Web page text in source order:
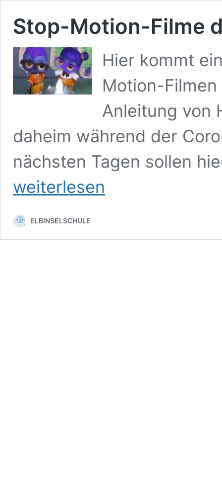
Stop-Motion-Filme
Hier kommt
Motion-
Anleitung von
daheim während der
nächsten Tagen sollen
weiterlesen
ELBINSELSCHULE